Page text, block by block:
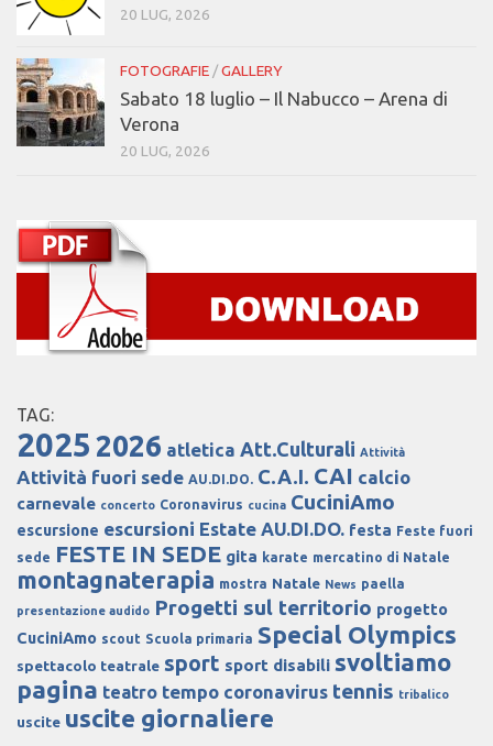
20 LUG, 2026
FOTOGRAFIE /GALLERY
Sabato 18 luglio – Il Nabucco – Arena di
Verona
20 LUG, 2026
TAG:
2025 2026 atletica Att.Culturali Attività
Attività fuori sede AU.DI.DO. C.A.I. CAI calcio
carnevale concerto Coronavirus cucina CuciniAmo
escursione escursioni Estate AU.DI.DO. festa Feste fuori
sede FESTE IN SEDE gita karate mercatino di Natale
montagnaterapia mostra Natale News paella
presentazione audido Progetti sul territorio progetto
CuciniAmo scout Scuola primaria Special Olympics
spettacolo teatrale sport sport disabili svoltiamo
pagina teatro tempo coronavirus tennis tribalico
uscite uscite giornaliere